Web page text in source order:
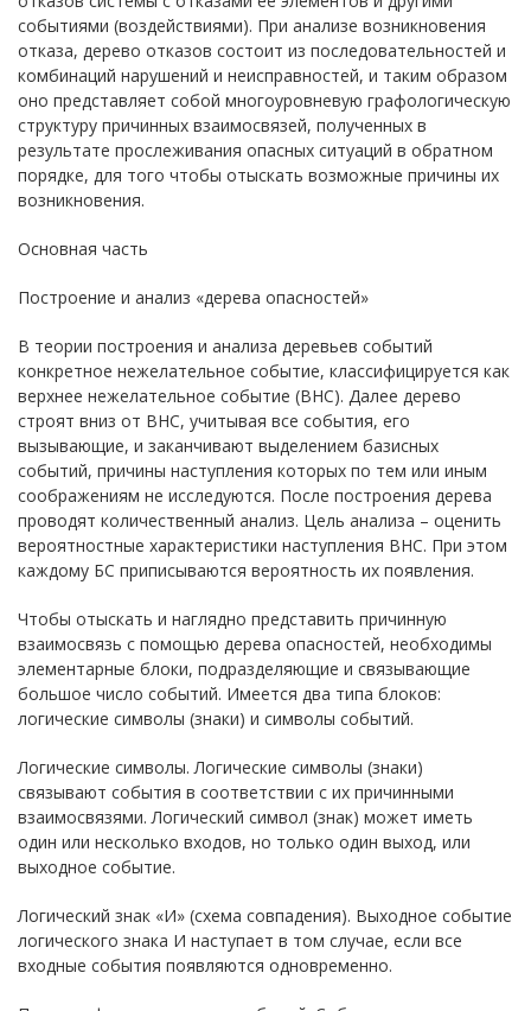
событиями (воздействиями). При анализе возникновения
отказа, дерево отказов состоит из последовательностей и
комбинаций нарушений и неисправностей, и таким образом
оно представляет собой многоуровневую графологическую
структуру причинных взаимосвязей, полученных в
результате прослеживания опасных ситуаций в обратном
порядке, для того чтобы отыскать возможные причины их
возникновения.
Основная часть
Построение и анализ «дерева опасностей»
В теории построения и анализа деревьев событий
конкретное нежелательное событие, классифицируется как
верхнее нежелательное событие (ВНС). Далее дерево
строят вниз от ВНС, учитывая все события, его
вызывающие, и заканчивают выделением базисных
событий, причины наступления которых по тем или иным
соображениям не исследуются. После построения дерева
проводят количественный анализ. Цель анализа – оценить
вероятностные характеристики наступления ВНС. При этом
каждому БС приписываются вероятность их появления.
Чтобы отыскать и наглядно представить причинную
взаимосвязь с помощью дерева опасностей, необходимы
элементарные блоки, подразделяющие и связывающие
большое число событий. Имеется два типа блоков:
логические символы (знаки) и символы событий.
Логические символы. Логические символы (знаки)
связывают события в соответствии с их причинными
взаимосвязями. Логический символ (знак) может иметь
один или несколько входов, но только один выход, или
выходное событие.
Логический знак «И» (схема совпадения). Выходное событие
логического знака И наступает в том случае, если все
входные события появляются одновременно.